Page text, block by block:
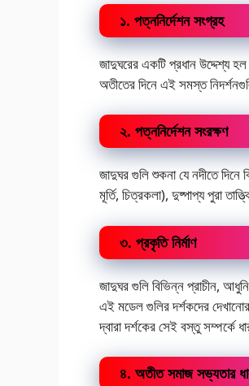
১. পত্ননির্দেশন সংগ্রহ
জাদুঘরের একটি প্রধান উদ্দেশ্য হল
অতীতের দিনে এই সমস্ত
২. পত্ননির্দেশন সংরক্ষণ
জাদুঘর গুলি শুকনা যে নদীতে দিনে
মূর্তি, চিত্রকলা), দুষ্পাপ্য পুরা
৩. প্রকৃতি নির্মাণ
জাদুঘর গুলি বিভিন্ন প্রাচীন,
এই মডেল গুলির দর্শকদের দেখানোর
দ্বারা দর্শকের সেই বস্তু সম্পর্কে
৪. অতীত সমাজ সভ্যতার